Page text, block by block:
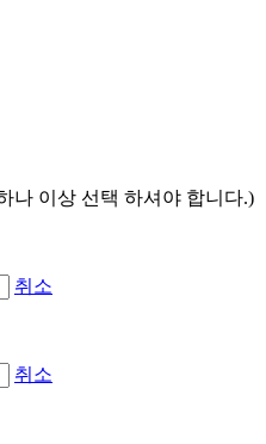
나 이상 선택 하셔야 합니다.)
취소
취소